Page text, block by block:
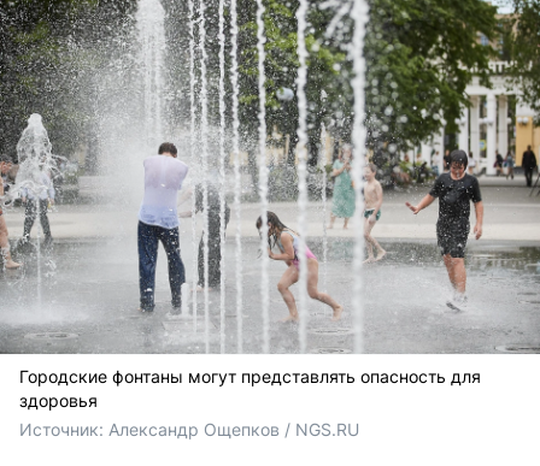
Городские фонтаны могут представлять опасность для
здоровья
Источник: Александр Ощепков / NGS.RU